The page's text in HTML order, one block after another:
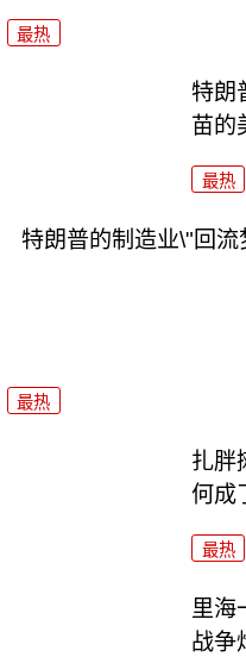
最热
特朗
苗的
最热
特朗普的制造业\"回流
最热
扎胖
何成
最热
里海
战争